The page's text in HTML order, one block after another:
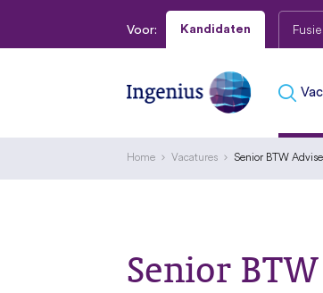
Voor: Kandidaten
Home Vacatures Senior BTW
Senior